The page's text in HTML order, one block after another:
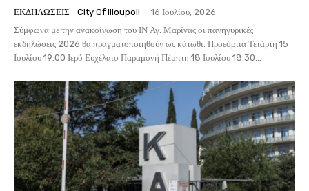
ΕΚΔΗΛΏΣΕΙΣ City Of Ilioupoli - 16 Ιουλίου, 2026
Σύμφωνα με την ανακοίνωση του ΙΝ Αγ. Μαρίνας οι πανηγυρικές
εκδηλώσεις 2026 θα πραγματοποιηθούν ως κάτωθι: Προεόρτια Τετάρτη 15
Ιουλίου 19:00 Ιερό Ευχέλαιο Παραμονή Πέμπτη 18 Ιουλίου 18:30...